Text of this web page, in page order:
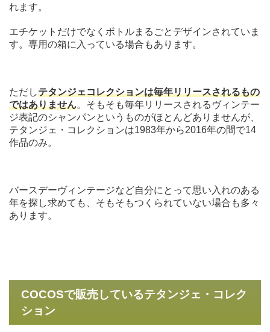
れます。
エチケットだけでなくボトルまるごとデザインされていま
す。専用の箱に入っている場合もあります。
ただしテタンジェコレクションは毎年リリースされるもの
ではありません。そもそも毎年リリースされるヴィンテー
ジ表記のシャンパンというものがほとんどありませんが、
テタンジェ・コレクションは1983年から2016年の間で14
作品のみ。
バースデーヴィンテージなど自分にとって思い入れのある
年を探し求めても、そもそもつくられていない場合も多々
あります。
COCOSで販売しているテタンジェ・コレク
ション